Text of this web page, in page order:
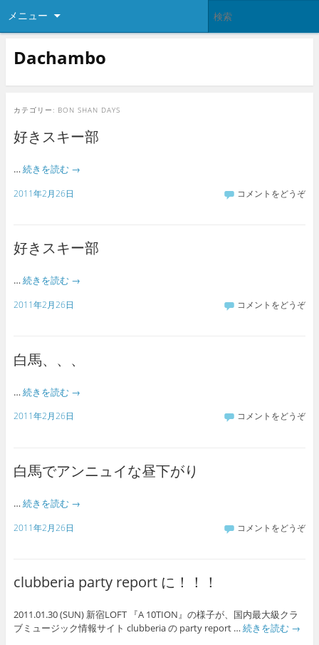
メニュー
Dachambo
カテゴリー: BON SHAN DAYS
好きスキー部
… 続きを読む →
2011年2月26日 コメントをどうぞ
好きスキー部
… 続きを読む →
2011年2月26日 コメントをどうぞ
白馬、、、
… 続きを読む →
2011年2月26日 コメントをどうぞ
白馬でアンニュイな昼下がり
… 続きを読む →
2011年2月26日 コメントをどうぞ
clubberia party report に！！！
2011.01.30 (SUN) 新宿LOFT 『A 10TION』の様子が、国内最大級クラ
ブミュージック情報サイト clubberia の party report … 続きを読む →